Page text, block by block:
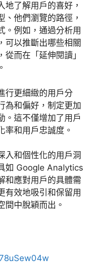
地了解用戶的喜好，
、他們瀏覽的路徑，
。例如，通過分析用
可以推斷出哪些相關
而在「延伸閱讀」
行更細緻的用戶分
為和偏好，制定更加
。這不僅增加了用戶
率和用戶忠誠度。
入和個性化的用戶洞
如 Google Analytics
和應對用戶的具體需
有效地吸引和保留用
間中脫穎而出。